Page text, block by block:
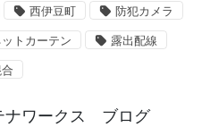
西伊豆町 防犯カメラ
トカーテン 露出配線
ナワークス ブログ